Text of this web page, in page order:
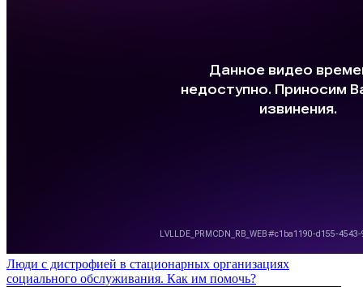
Люди с дистрофией в стационарных организациях
социального обслуживания. Как им помочь?